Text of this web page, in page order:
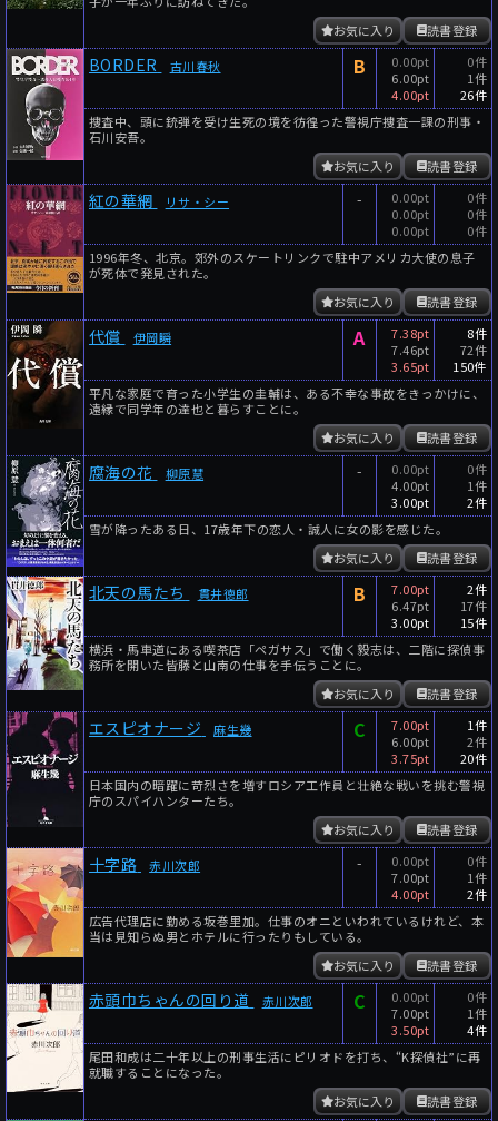
読書登録
お気に入り
BORDER 古川春秋 B
0.00pt
6.00pt
4.00pt
0件
1件
26件
捜査中、頭に銃弾を受け生死の境を彷徨った警視庁捜査一課の刑事・
石川安吾。
読書登録
お気に入り
紅の華網 リサ・シー -
0.00pt
0.00pt
0.00pt
0件
0件
0件
1996年冬、北京。郊外のスケートリンクで駐中アメリカ大使の息子
が死体で発見された。
読書登録
お気に入り
代償 伊岡瞬 A
7.38pt
7.46pt
3.65pt
8件
72件
150件
平凡な家庭で育った小学生の圭輔は、ある不幸な事故をきっかけに、
遠縁で同学年の達也と暮らすことに。
読書登録
お気に入り
腐海の花 柳原慧 -
0.00pt
4.00pt
3.00pt
0件
1件
2件
雪が降ったある日、17歳年下の恋人・誠人に女の影を感じた。
読書登録
お気に入り
北天の馬たち 貫井徳郎 B
7.00pt
6.47pt
3.00pt
2件
17件
15件
横浜・馬車道にある喫茶店「ペガサス」で働く毅志は、二階に探偵事
務所を開いた皆藤と山南の仕事を手伝うことに。
読書登録
お気に入り
エスピオナージ 麻生幾 C
7.00pt
6.00pt
3.75pt
1件
2件
20件
日本国内の暗躍に苛烈さを増すロシア工作員と壮絶な戦いを挑む警視
庁のスパイハンターたち。
読書登録
お気に入り
十字路 赤川次郎 -
0.00pt
7.00pt
4.00pt
0件
1件
2件
広告代理店に勤める坂巻里加。仕事のオニといわれているけれど、本
当は見知らぬ男とホテルに行ったりもしている。
読書登録
お気に入り
赤頭巾ちゃんの回り道 赤川次郎 C
0.00pt
7.00pt
3.50pt
0件
1件
4件
尾田和成は二十年以上の刑事生活にピリオドを打ち、“K探偵社”に再
就職することになった。
読書登録
お気に入り